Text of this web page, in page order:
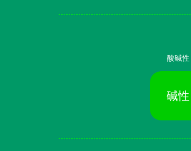
酸碱性
碱性